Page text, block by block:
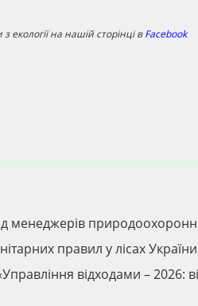
на нашій сторінці вFacebook
менеджерів
правил у лісах України
відходами – 2026: